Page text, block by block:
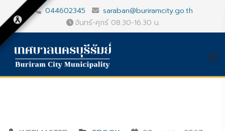
044602345
saraban@buriramcity.go.th
จันทร์-ศุกร์ 08.30-16.30 น.